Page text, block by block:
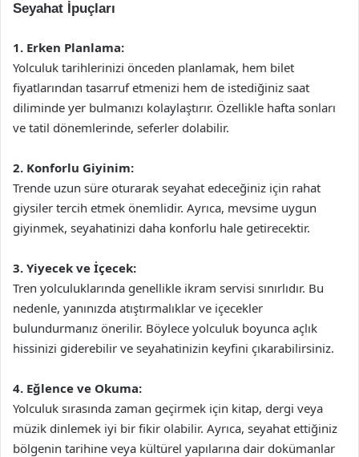
Seyahat İpuçları
1. Erken Planlama:
Yolculuk tarihlerinizi önceden planlamak, hem bilet
fiyatlarından tasarruf etmenizi hem de istediğiniz saat
diliminde yer bulmanızı kolaylaştırır. Özellikle hafta sonları
ve tatil dönemlerinde, seferler dolabilir.
2. Konforlu Giyinim:
Trende uzun süre oturarak seyahat edeceğiniz için rahat
giysiler tercih etmek önemlidir. Ayrıca, mevsime uygun
giyinmek, seyahatinizi daha konforlu hale getirecektir.
3. Yiyecek ve İçecek:
Tren yolculuklarında genellikle ikram servisi sınırlıdır. Bu
nedenle, yanınızda atıştırmalıklar ve içecekler
bulundurmanız önerilir. Böylece yolculuk boyunca açlık
hissinizi giderebilir ve seyahatinizin keyfini çıkarabilirsiniz.
4. Eğlence ve Okuma:
Yolculuk sırasında zaman geçirmek için kitap, dergi veya
müzik dinlemek iyi bir fikir olabilir. Ayrıca, seyahat ettiğiniz
bölgenin tarihine veya kültürel yapılarına dair dokümanlar